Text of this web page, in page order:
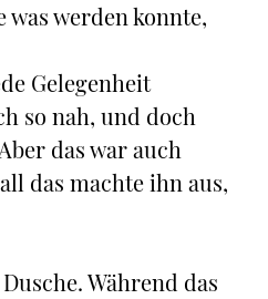
was werden konnte,
Gelegenheit
so nah, und doch
das war auch
das machte ihn aus,
Während das